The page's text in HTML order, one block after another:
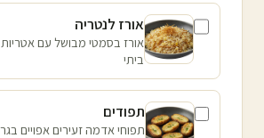
אורז לנטריה
אורז בסמטי מבושל עם
ביתי
תפודים
תפוחי אדמה זעירים אפויים